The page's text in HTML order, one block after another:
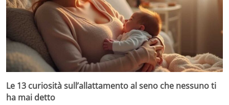
Le 13 curiosità sull’allattamento al seno che nessuno ti
ha mai detto